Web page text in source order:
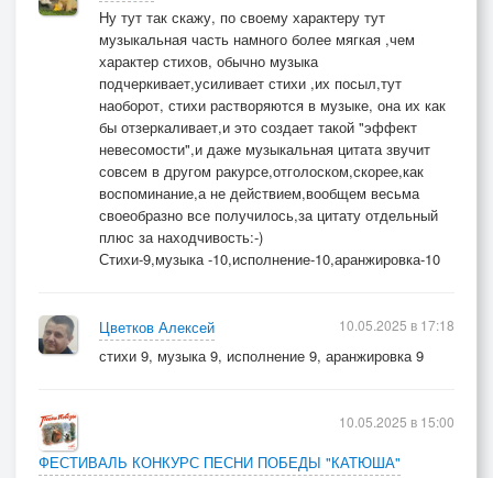
Ну тут так скажу, по своему характеру тут
музыкальная часть намного более мягкая ,чем
характер стихов, обычно музыка
подчеркивает,усиливает стихи ,их посыл,тут
наоборот, стихи растворяются в музыке, она их как
бы отзеркаливает,и это создает такой "эффект
невесомости",и даже музыкальная цитата звучит
совсем в другом ракурсе,отголоском,скорее,как
воспоминание,а не действием,вообщем весьма
своеобразно все получилось,за цитату отдельный
плюс за находчивость:-)
Стихи-9,музыка -10,исполнение-10,аранжировка-10
Цветков Алексей
стихи 9, музыка 9, исполнение 9, аранжировка 9
10.05.2025 в 17:18
ФЕСТИВАЛЬ КОНКУРС ПЕСНИ ПОБЕДЫ "КАТЮША"
10.05.2025 в 15:00